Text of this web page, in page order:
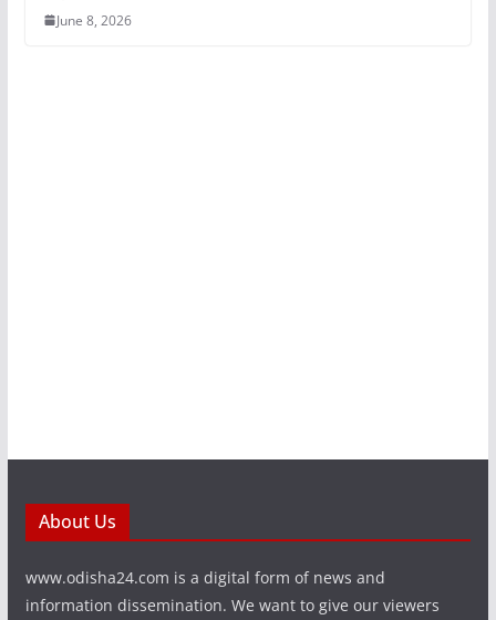
June 8, 2026
About Us
www.odisha24.com is a digital form of news and
information dissemination. We want to give our viewers